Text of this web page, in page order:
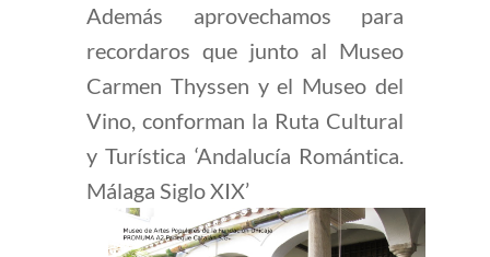
Además aprovechamos para
recordaros que junto al Museo
Carmen Thyssen y el Museo del
Vino, conforman la Ruta Cultural
y Turística ‘Andalucía Romántica.
Málaga Siglo XIX’